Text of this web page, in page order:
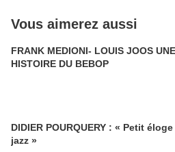
Vous aimerez aussi
FRANK MEDIONI- LOUIS JOOS UNE
HISTOIRE DU BEBOP
DIDIER POURQUERY : « Petit éloge du
jazz »